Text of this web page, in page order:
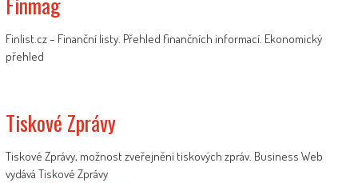
Finlist.cz – Finanční listy. Přehled finančních informací. Ekonomický
přehled
Tiskové Zprávy
Tiskové Zprávy, možnost zveřejnění tiskových zpráv. Business Web
vydává Tiskové Zprávy